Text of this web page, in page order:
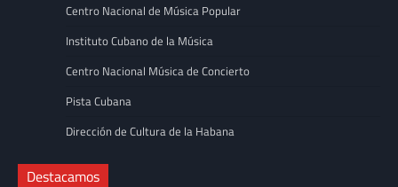
Centro Nacional de Música Popular
Instituto Cubano de la Música
Centro Nacional Música de Concierto
Pista Cubana
Dirección de Cultura de la Habana
Destacamos